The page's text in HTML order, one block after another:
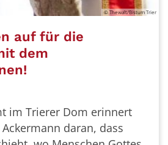
© Thewalt/Bistum Trier
auf für die
dem
im Trierer Dom erinnert
daran, dass